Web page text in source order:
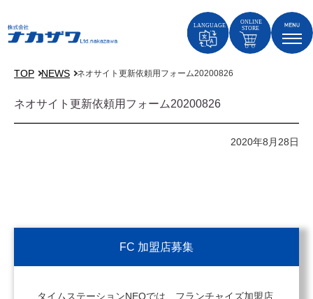
TOP NEWS ネオサイト更新依頼用フォーム20200826
ネオサイト更新依頼用フォーム20200826
2020年8月28日
FC 加盟店募集
タイムステーションNEOでは、フランチャイズ加盟店